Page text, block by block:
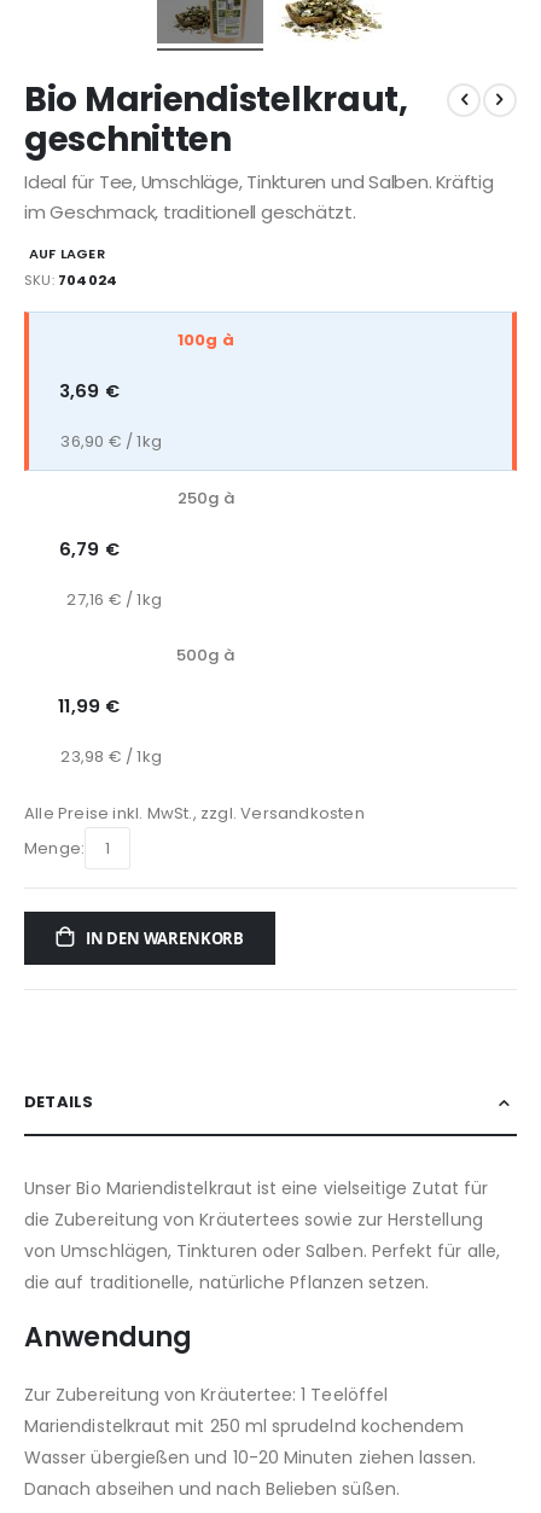
Bio Mariendistelkraut,
geschnitten
Ideal für Tee, Umschläge, Tinkturen und Salben. Kräftig
im Geschmack, traditionell geschätzt.
AUF LAGER
SKU 704024
Artikel
100g à
3,69 €
36,90 € / 1kg
250g à
6,79 €
27,16 € / 1kg
500g à
11,99 €
23,98 € / 1kg
Alle Preise inkl. MwSt., zzgl.Versandkosten
Menge:
IN DEN WARENKORB
DETAILS
Unser Bio Mariendistelkraut ist eine vielseitige Zutat für
die Zubereitung von Kräutertees sowie zur Herstellung
von Umschlägen, Tinkturen oder Salben. Perfekt für alle,
die auf traditionelle, natürliche Pflanzen setzen.
Anwendung
Zur Zubereitung von Kräutertee: 1 Teelöffel
Mariendistelkraut mit 250 ml sprudelnd kochendem
Wasser übergießen und 10-20 Minuten ziehen lassen.
Danach abseihen und nach Belieben süßen.